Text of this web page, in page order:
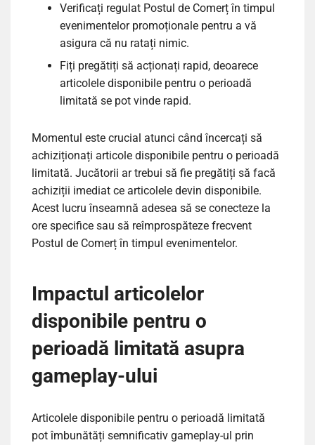
Verificați regulat Postul de Comerț în timpul
evenimentelor promoționale pentru a vă
asigura că nu ratați nimic.
Fiți pregătiți să acționați rapid, deoarece
articolele disponibile pentru o perioadă
limitată se pot vinde rapid.
Momentul este crucial atunci când încercați să
achiziționați articole disponibile pentru o perioadă
limitată. Jucătorii ar trebui să fie pregătiți să facă
achiziții imediat ce articolele devin disponibile.
Acest lucru înseamnă adesea să se conecteze la
ore specifice sau să reîmprospăteze frecvent
Postul de Comerț în timpul evenimentelor.
Impactul articolelor
disponibile pentru o
perioadă limitată asupra
gameplay-ului
Articolele disponibile pentru o perioadă limitată
pot îmbunătăți semnificativ gameplay-ul prin